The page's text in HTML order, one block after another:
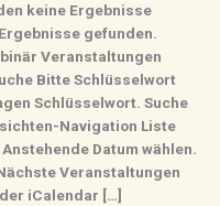
keine Ergebnisse
gefunden.
Veranstaltungen
Bitte Schlüsselwort
Schlüsselwort. Suche
Navigation Liste
Datum wählen.
Veranstaltungen
iCalendar […]